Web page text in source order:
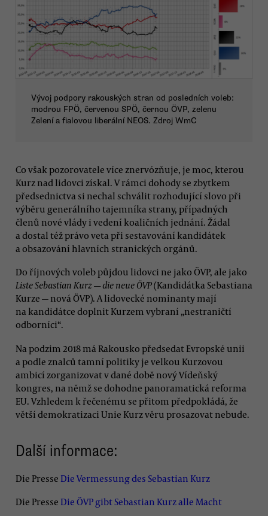
Vývoj podpory rakouských stran od posledních voleb:
modrou FPÖ, červenou SPÖ, černou ÖVP, zelenu
Zelení a fialovou liberální NEOS. Zdroj WmC
Co však pozorovatele více znervózňuje, je moc, kterou
Kurz nad lidovci získal. V rámci dohody se zbytkem
předsednictva si nechal schválit rozhodující slovo při
výběru generálního tajemníka strany, případných
členů nové vlády i vedení koaličních jednání. Žádal
a dostal též právo veta při sestavování kandidátek
a obsazování hlavních stranických orgánů.
Do říjnových voleb půjdou lidovci ne jako ÖVP, ale jako
Liste Sebastian Kurz — die neue ÖVP(Kandidátka Sebastiana
Kurze — nová ÖVP). A lidovecké nominanty mají
na kandidátce doplnit Kurzem vybraní „nestraničtí
odborníci“.
Na podzim 2018 má Rakousko předsedat Evropské unii
a podle znalců tamní politiky je velkou Kurzovou
ambicí zorganizovat v dané době nový Vídeňský
kongres, na němž se dohodne panoramatická reforma
EU. Vzhledem k řečenému se přitom předpokládá, že
větší demokratizaci Unie Kurz věru prosazovat nebude.
Další informace:
Die Presse Die Vermessung des Sebastian Kurz
Die Presse Die ÖVP gibt Sebastian Kurz alle Macht